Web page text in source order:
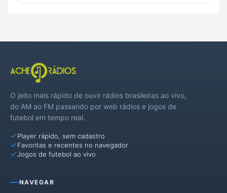
O jeito mais rápido de ouvir rádios brasileiras ao vivo,
do AM ao FM passando por web rádios e jogos de
futebol em tempo real.
Player rápido, sem cadastro
Favoritas e recentes no navegador
Jogos de futebol ao vivo
NAVEGAR